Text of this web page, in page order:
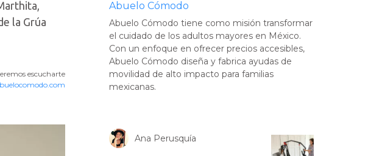
la Grúa
escucharte
Abuelo Cómodo
Abuelo Cómodo tiene como misión transformar
el cuidado de los adultos mayores en México.
Con un enfoque en ofrecer precios accesibles,
Abuelo Cómodo diseña y fabrica ayudas de
movilidad de alto impacto para familias
mexicanas.
Ana Perusquía